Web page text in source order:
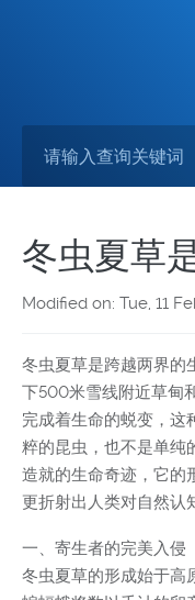
冬虫夏草
Modified on: Tue, 11
冬虫夏草是跨越两界
下500米雪线附近草甸
完成着生命的蜕变，这
粹的昆虫，也不是单纯
造就的生命奇迹，它的
更折射出人类对自然认
一、寄生者的完美入侵
冬虫夏草的形成始于高